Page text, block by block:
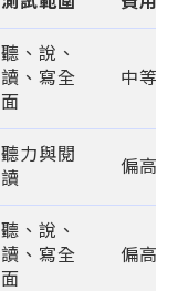
聽、說、
讀、寫全
面
中等
聽力與閱
讀
偏高
聽、說、
讀、寫全
面
偏高